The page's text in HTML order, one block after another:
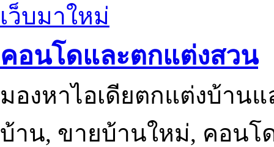
เว็บมาใหม่
คอนโดและตกแต่งสวน
มองหาไอเดียตกแต่งบ้าน
บ้าน, ขายบ้านใหม่, คอนโ